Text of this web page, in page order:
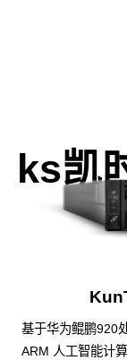
ks凯
基于华为鲲鹏920
ARM 人工智能计